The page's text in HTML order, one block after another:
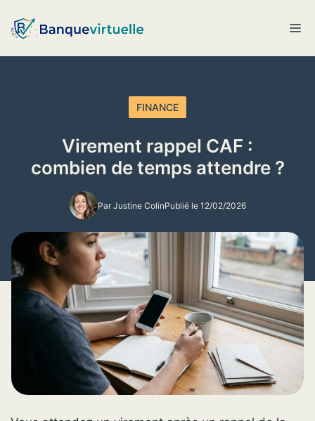
au
contenu
FINANCE
Virement rappel CAF :
combien de temps attendre ?
Par Justine ColinPublié le 12/02/2026